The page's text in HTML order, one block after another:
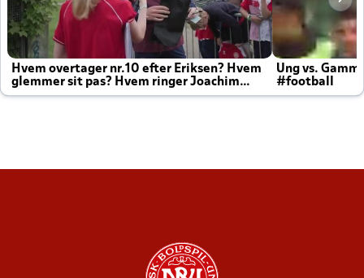
Hvem overtager nr.10 efter Eriksen? Hvem
glemmer sit pas? Hvem ringer Joachim
altid til efter kampe?
Ung vs.
#football